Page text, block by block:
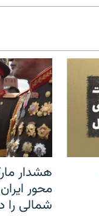
هشدار
محور
شمالی